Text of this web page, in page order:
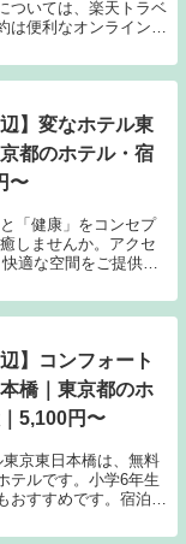
ついては、楽天トラベ
は便利なオンライン予
】変なホテル東
都のホテル・宿
〜
「健康」をコンセプ
しませんか。アクセ
適な空間をご提供し
】コンフォート
橋｜東京都のホ
5,100円〜
京東日本橋は、無料
テルです。小学6年生
おすすめです。宿泊料